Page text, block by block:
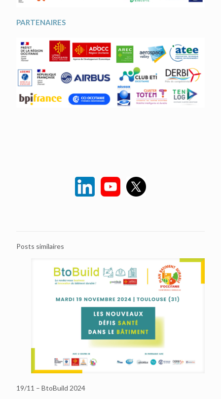
PARTENAIRES
Posts similaires
19/11 – BtoBuild 2024